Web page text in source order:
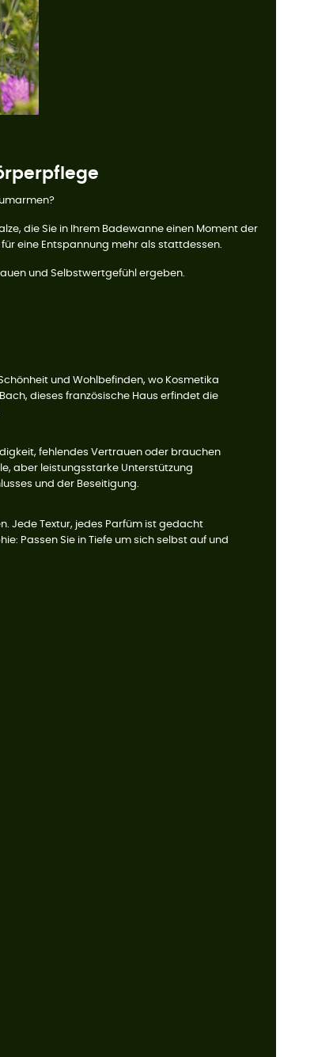
die Sie in Ihrem Badewanne einen Moment der
eine Entspannung mehr als stattdessen.
und Selbstwertgefühl ergeben.
und Wohlbefinden, wo Kosmetika
dieses französische Haus erfindet die
fehlendes Vertrauen oder brauchen
aber leistungsstarke Unterstützung
und der Beseitigung.
Jede Textur, jedes Parfüm ist gedacht
Passen Sie in Tiefe um sich selbst auf und